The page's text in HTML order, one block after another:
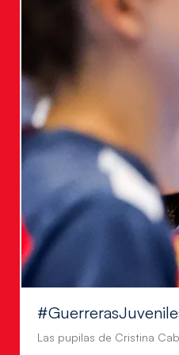
Las pupilas de Cristina